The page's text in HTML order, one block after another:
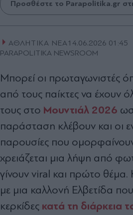
Προσθέστε το Parapolitika.gr
ΑΘΛΗΤΙΚΑ ΝΕΑ14.06.2026 01:45
PARAPOLITIKA NEWSROOM
Μπορεί οι πρωταγωνιστές
από τους παίκτες να έχουν
τους στο Μουντιάλ 2026
παράσταση κλέβουν και οι
παρουσίες που ομορφαίνουν
χρειάζεται μια λήψη από
γίνουν viral και πρώτο θέμα.
με μια καλλονή Ελβετίδα
κερκίδες κατά τη διάρκεια